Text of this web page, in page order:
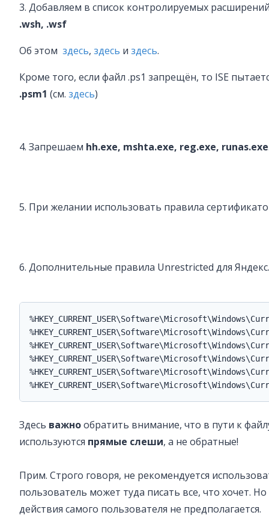
3. Добавляем в список контролируемых
.wsh, .wsf
Об этом здесь, здесь и здесь.
Кроме того, если файл .ps1 запрещён, то ISE
.psm1 (см. здесь)
4. Запрешаем hh.exe, mshta.exe, reg.exe, runas.exe
5. При желании использовать правила
6. Дополнительные правила Unrestricted для
Здесь важнообратить внимание, что в пути к
используются прямые слеши, а не обратные!
Прим. Строго говоря, не рекомендуется
пользователь может туда писать все, что хочет.
действия самого пользователя не предполагается.